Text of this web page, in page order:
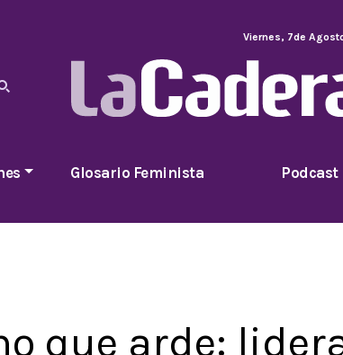
Viernes, 7de
Glosario Feminista Podcast
que arde: